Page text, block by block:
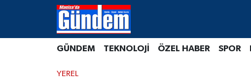
GÜNDEM TEKNOLOJİ ÖZEL HABER SPOR
YEREL
Manisa Hava Durumu